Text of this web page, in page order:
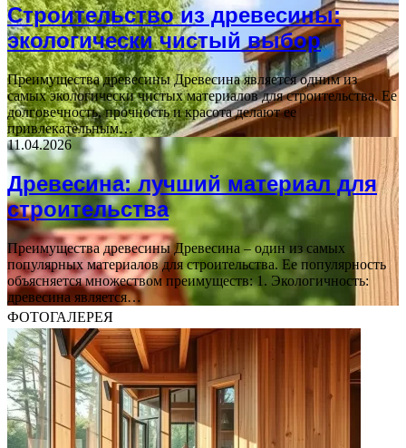
Строительство из древесины:
экологически чистый выбор
Преимущества древесины Древесина является одним из
самых экологически чистых материалов для строительства. Ее
долговечность, прочность и красота делают ее
привлекательным…
11.04.2026
Древесина: лучший материал для
строительства
Преимущества древесины Древесина – один из самых
популярных материалов для строительства. Ее популярность
объясняется множеством преимуществ: 1. Экологичность:
древесина является…
ФОТОГАЛЕРЕЯ